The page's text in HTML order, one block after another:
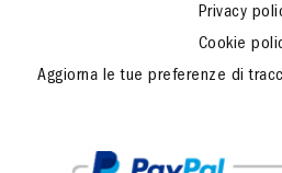
Regolamento
Privacy
Cookie